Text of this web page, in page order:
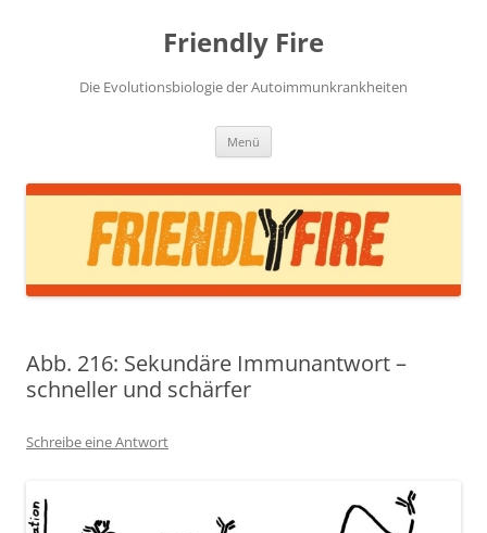
Friendly Fire
Die Evolutionsbiologie der Autoimmunkrankheiten
Menü
Abb. 216: Sekundäre Immunantwort –
schneller und schärfer
Schreibe eine Antwort